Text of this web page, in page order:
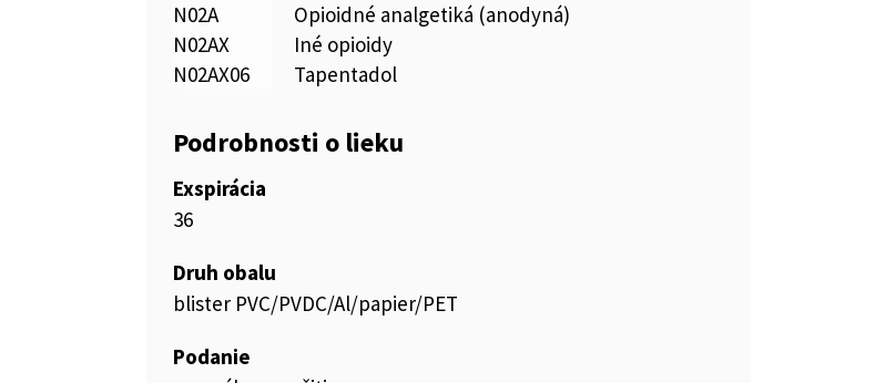
N02A
Opioidné analgetiká (anodyná)
N02AX
Iné opioidy
N02AX06
Tapentadol
Podrobnosti o lieku
Exspirácia
36
Druh obalu
blister PVC/PVDC/Al/papier/PET
Podanie